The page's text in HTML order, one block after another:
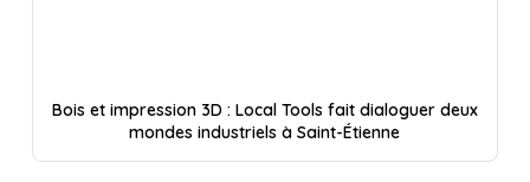
Bois et impression 3D : Local Tools fait dialoguer deux
mondes industriels à Saint-Étienne